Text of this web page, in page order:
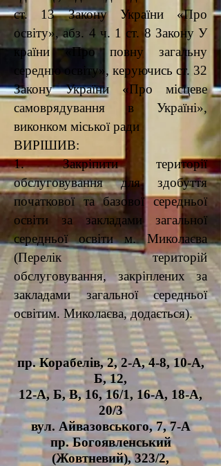
ст. 13 Закону України «Про
освіту», абз. 4 ч. 1 ст. 8 Закону У
країни «Про повну загальну
середню освіту», керуючись ст. 32
Закону України «Про місцеве
самоврядування в Україні»,
виконком міської ради
ВИРІШИВ:
1. Закріпити території
обслуговування для здобуття
початкової та базової середньої
освіти за закладами загальної
середньої освіти м. Миколаєва
(Перелік територій
обслуговування, закріплених за
закладами загальної середньої
освітим. Миколаєва, додається).
пр. Корабелів, 2, 2-А, 4-8, 10-А,
Б, 12,
12-А, Б, В, 16, 16/1, 16-А, 18-А,
20/3
вул. Айвазовського, 7, 7-А
пр. Богоявленський
(Жовтневий), 323/2,